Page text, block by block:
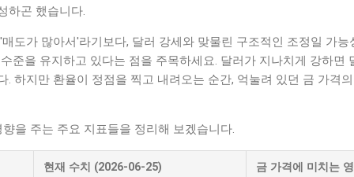
하곤 했습니다.
도가 많아서'라기보다, 달러 강세와 맞물린 구조적인 조정일 가능
준을 유지하고 있다는 점을 주목하세요. 달러가 지나치게 강하면
. 하지만 환율이 정점을 찍고 내려오는 순간, 억눌려 있던 금 가격
을 주는 주요 지표들을 정리해 보겠습니다.
현재 수치 (2026-06-25) 금 가격에 미치는